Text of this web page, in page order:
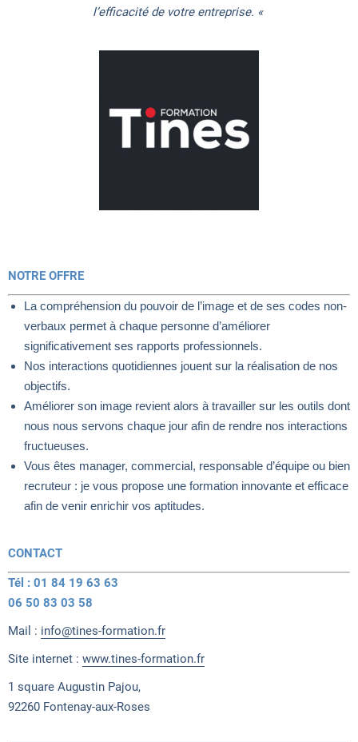
l’efficacité de votre entreprise. «
NOTRE OFFRE
La compréhension du pouvoir de l’image et de ses codes non-
verbaux permet à chaque personne d’améliorer
significativement ses rapports professionnels.
Nos interactions quotidiennes jouent sur la réalisation de nos
objectifs.
Améliorer son image revient alors à travailler sur les outils dont
nous nous servons chaque jour afin de rendre nos interactions
fructueuses.
Vous êtes manager, commercial, responsable d’équipe ou bien
recruteur : je vous propose une formation innovante et efficace
afin de venir enrichir vos aptitudes.
CONTACT
Tél : 01 84 19 63 63
06 50 83 03 58
Mail : info@tines-formation.fr
Site internet : www.tines-formation.fr
1 square Augustin Pajou,
92260 Fontenay-aux-Roses